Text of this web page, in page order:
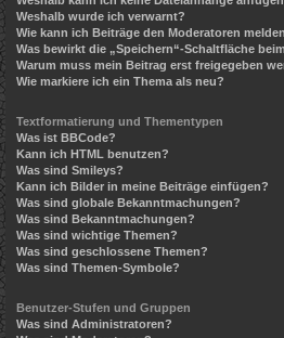
Weshalb wurde ich verwarnt?
Wie kann ich Beiträge den Moderatoren
Was bewirkt die „Speichern“-Schaltfläche
Warum muss mein Beitrag erst freigegeben
Wie markiere ich ein Thema als neu?
Textformatierung und Thementypen
Was ist BBCode?
Kann ich HTML benutzen?
Was sind Smileys?
Kann ich Bilder in meine Beiträge einfügen?
Was sind globale Bekanntmachungen?
Was sind Bekanntmachungen?
Was sind wichtige Themen?
Was sind geschlossene Themen?
Was sind Themen-Symbole?
Benutzer-Stufen und Gruppen
Was sind Administratoren?